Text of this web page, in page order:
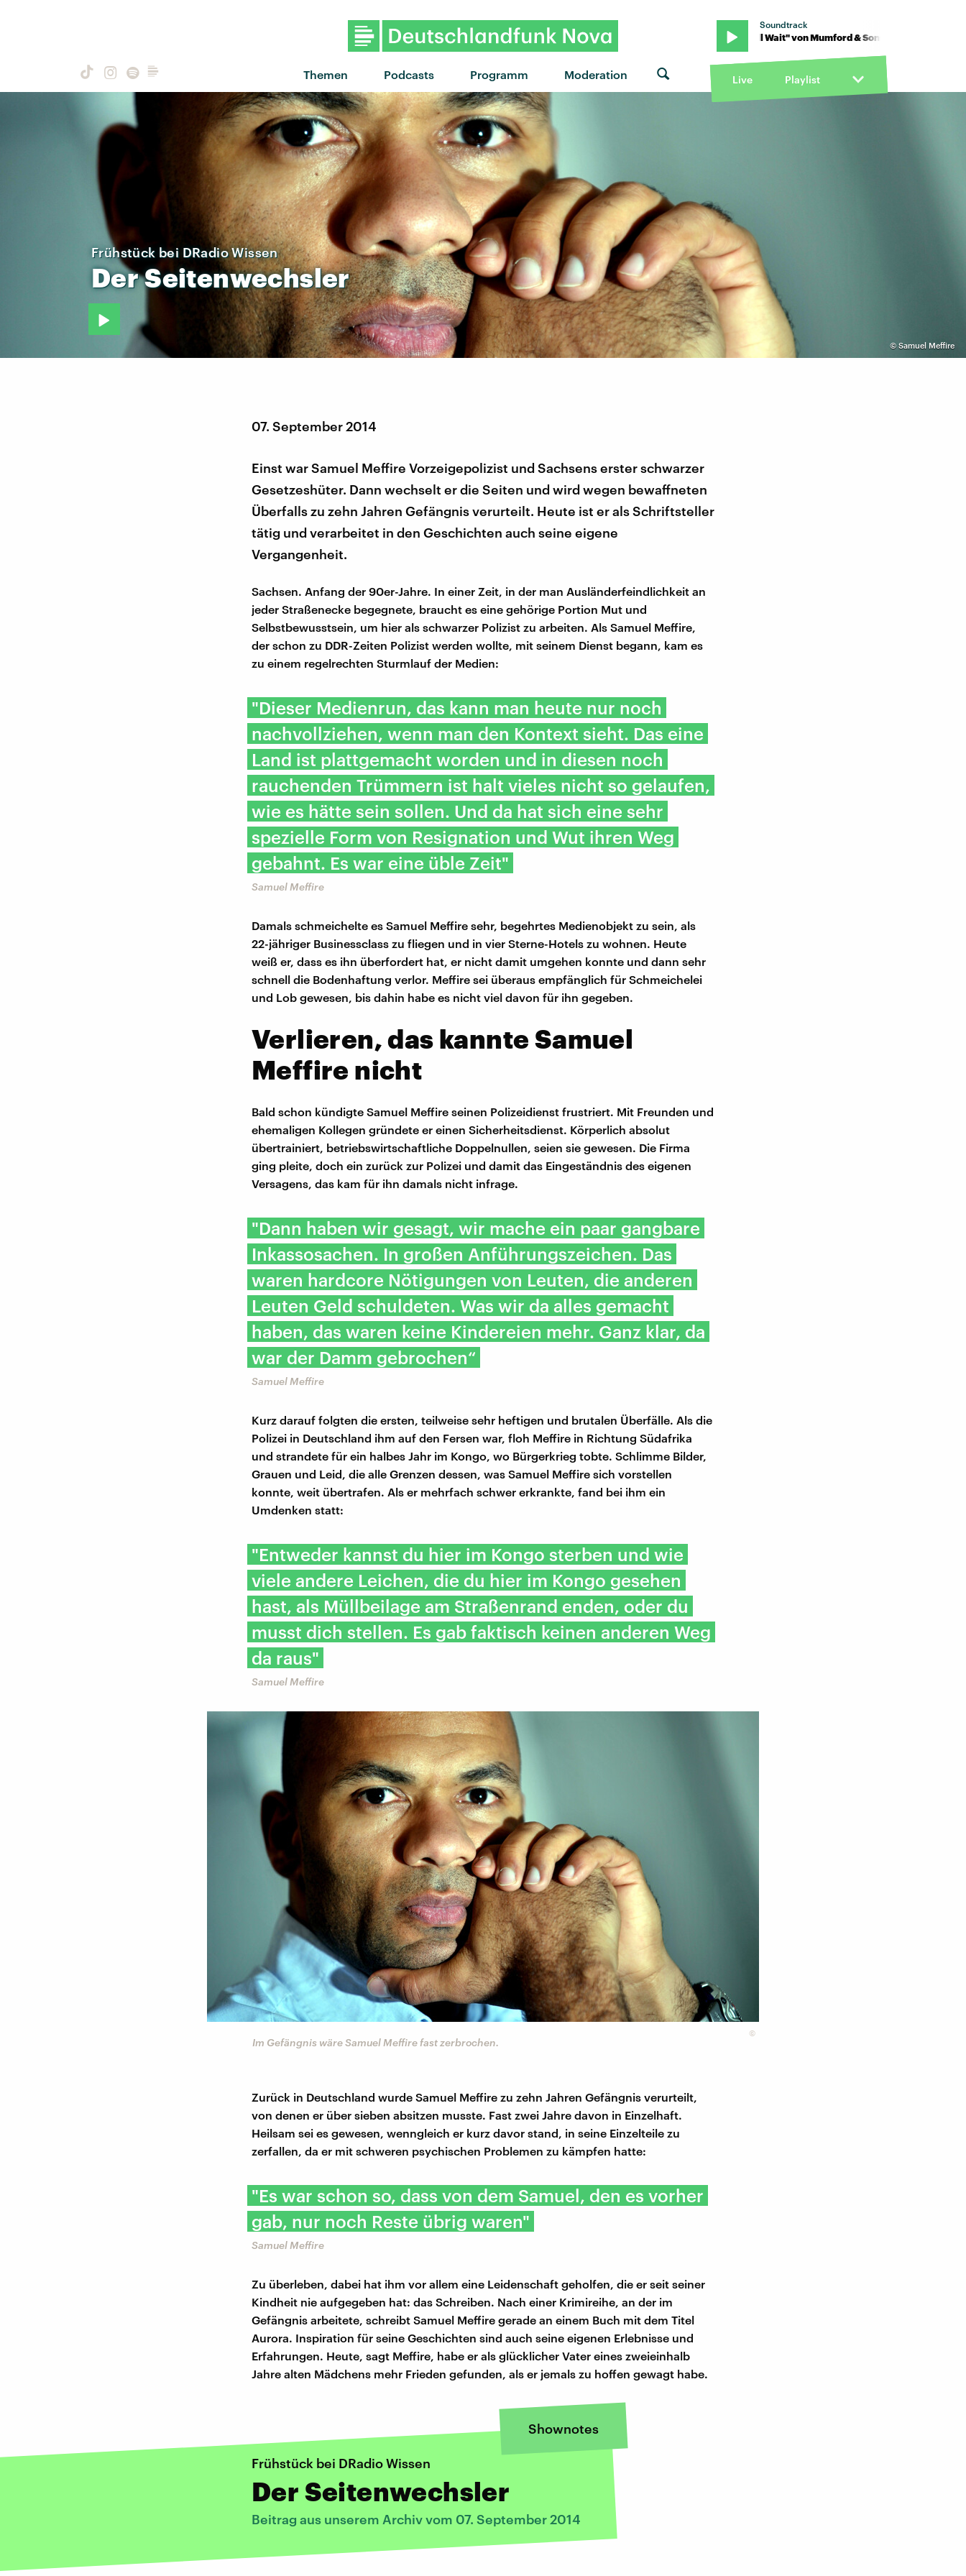
Themen Podcasts Programm Moderation
Soundtrack
"I Will Wait" von Mumford & Sons · "I Will Wait" von Mumford & Sons · "I Will Wait" von Mumford &
Live Playlist
© Samuel Meffire
Frühstück bei DRadio Wissen
DerSeitenwechsler
07. September 2014
Einst war Samuel Meffire Vorzeigepolizist und Sachsens erster schwarzer
Gesetzeshüter. Dann wechselt er die Seiten und wird wegen bewaffneten
Überfalls zu zehn Jahren Gefängnis verurteilt. Heute ist er als Schriftsteller
tätig und verarbeitet in den Geschichten auch seine eigene
Vergangenheit.
Sachsen. Anfang der 90er-Jahre. In einer Zeit, in der man Ausländerfeindlichkeit an
jeder Straßenecke begegnete, braucht es eine gehörige Portion Mut und
Selbstbewusstsein, um hier als schwarzer Polizist zu arbeiten. Als Samuel Meffire,
der schon zu DDR-Zeiten Polizist werden wollte, mit seinem Dienst begann, kam es
zu einem regelrechten Sturmlauf der Medien:
"Dieser Medienrun, das kann man heute nur noch
nachvollziehen, wenn man den Kontext sieht. Das eine
Land ist plattgemacht worden und in diesen noch
rauchenden Trümmern ist halt vieles nicht so gelaufen,
wie es hätte sein sollen. Und da hat sich eine sehr
spezielle Form von Resignation und Wut ihren Weg
gebahnt. Es war eine üble Zeit"
Samuel Meffire
Damals schmeichelte es Samuel Meffire sehr, begehrtes Medienobjekt zu sein, als
22-jähriger Businessclass zu fliegen und in vier Sterne-Hotels zu wohnen. Heute
weiß er, dass es ihn überfordert hat, er nicht damit umgehen konnte und dann sehr
schnell die Bodenhaftung verlor. Meffire sei überaus empfänglich für Schmeichelei
und Lob gewesen, bis dahin habe es nicht viel davon für ihn gegeben.
Verlieren, das kannte Samuel
Meffire nicht
Bald schon kündigte Samuel Meffire seinen Polizeidienst frustriert. Mit Freunden und
ehemaligen Kollegen gründete er einen Sicherheitsdienst. Körperlich absolut
übertrainiert, betriebswirtschaftliche Doppelnullen, seien sie gewesen. Die Firma
ging pleite, doch ein zurück zur Polizei und damit das Eingeständnis des eigenen
Versagens, das kam für ihn damals nicht infrage.
"Dann haben wir gesagt, wir mache ein paar gangbare
Inkassosachen. In großen Anführungszeichen. Das
waren hardcore Nötigungen von Leuten, die anderen
Leuten Geld schuldeten. Was wir da alles gemacht
haben, das waren keine Kindereien mehr. Ganz klar, da
war der Damm gebrochen“
Samuel Meffire
Kurz darauf folgten die ersten, teilweise sehr heftigen und brutalen Überfälle. Als die
Polizei in Deutschland ihm auf den Fersen war, floh Meffire in Richtung Südafrika
und strandete für ein halbes Jahr im Kongo, wo Bürgerkrieg tobte. Schlimme Bilder,
Grauen und Leid, die alle Grenzen dessen, was Samuel Meffire sich vorstellen
konnte, weit übertrafen. Als er mehrfach schwer erkrankte, fand bei ihm ein
Umdenken statt:
"Entweder kannst du hier im Kongo sterben und wie
viele andere Leichen, die du hier im Kongo gesehen
hast, als Müllbeilage am Straßenrand enden, oder du
musst dich stellen. Es gab faktisch keinen anderen Weg
da raus"
Samuel Meffire
©
Im Gefängnis wäre Samuel Meffire fast zerbrochen.
Zurück in Deutschland wurde Samuel Meffire zu zehn Jahren Gefängnis verurteilt,
von denen er über sieben absitzen musste. Fast zwei Jahre davon in Einzelhaft.
Heilsam sei es gewesen, wenngleich er kurz davor stand, in seine Einzelteile zu
zerfallen, da er mit schweren psychischen Problemen zu kämpfen hatte:
"Es war schon so, dass von dem Samuel, den es vorher
gab, nur noch Reste übrig waren"
Samuel Meffire
Zu überleben, dabei hat ihm vor allem eine Leidenschaft geholfen, die er seit seiner
Kindheit nie aufgegeben hat: das Schreiben. Nach einer Krimireihe, an der im
Gefängnis arbeitete, schreibt Samuel Meffire gerade an einem Buch mit dem Titel
Aurora. Inspiration für seine Geschichten sind auch seine eigenen Erlebnisse und
Erfahrungen. Heute, sagt Meffire, habe er als glücklicher Vater eines zweieinhalb
Jahre alten Mädchens mehr Frieden gefunden, als er jemals zu hoffen gewagt habe.
Shownotes
Frühstück bei DRadio Wissen
Der Seitenwechsler
Beitrag aus unserem Archiv vom 07. September 2014